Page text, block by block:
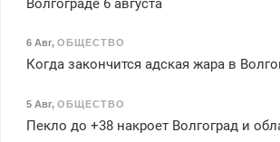
Волгограде 6 августа
6 Авг, ОБЩЕСТВО
Когда закончится адская жара в
5 Авг, ОБЩЕСТВО
Пекло до +38 накроет Волгоград и